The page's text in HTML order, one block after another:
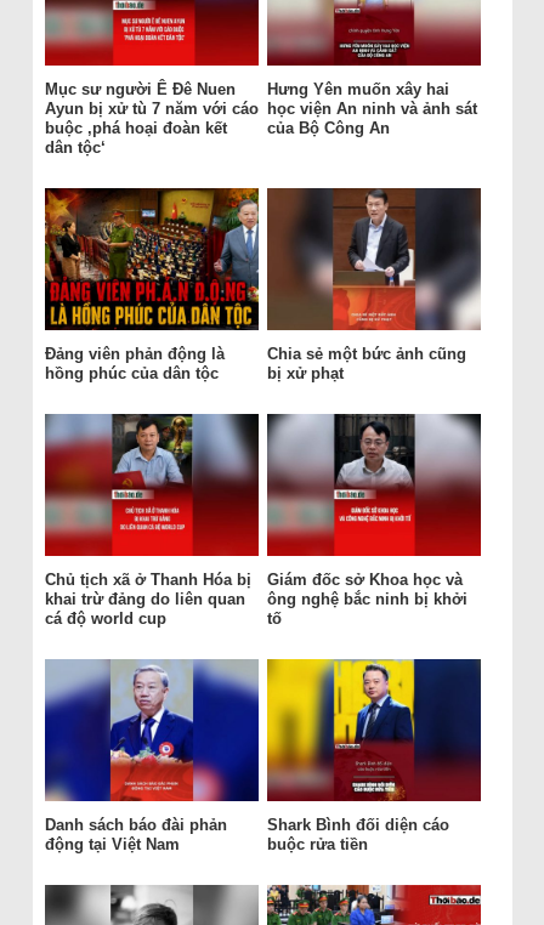
Mục sư người Ê Đê Nuen
Ayun bị xử tù 7 năm với cáo
buộc ‚phá hoại đoàn kết
dân tộc‘
Hưng Yên muốn xây hai
học viện An ninh và ảnh sát
của Bộ Công An
Đảng viên phản động là
hồng phúc của dân tộc
Chia sẻ một bức ảnh cũng
bị xử phạt
Chủ tịch xã ở Thanh Hóa bị
khai trừ đảng do liên quan
cá độ world cup
Giám đốc sở Khoa học và
ông nghệ bắc ninh bị khởi
tố
Danh sách báo đài phản
động tại Việt Nam
Shark Bình đối diện cáo
buộc rửa tiền